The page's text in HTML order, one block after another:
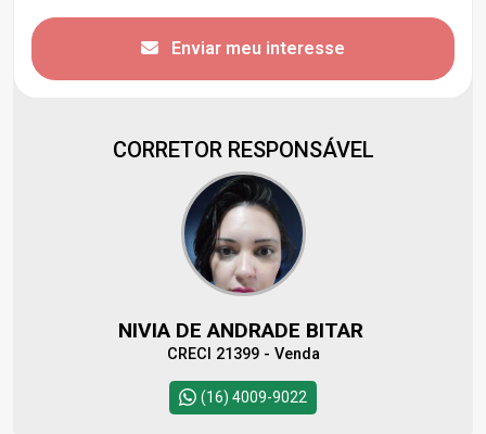
Enviar meu interesse
CORRETOR RESPONSÁVEL
NIVIA DE ANDRADE BITAR
CRECI 21399 - Venda
(16) 4009-9022